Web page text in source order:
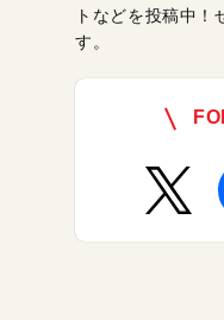
トなどを投稿中！
す。